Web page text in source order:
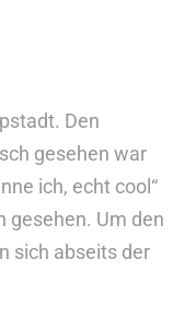
Den
gesehen war
ich, echt cool“
gesehen. Um den
sich abseits der